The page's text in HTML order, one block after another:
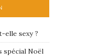
elle sexy ?
spécial Noël